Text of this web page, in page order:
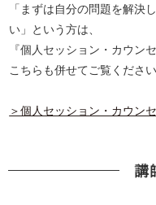
「まずは自分の問題を解決
い」という方は、
『個人セッション・カウン
こちらも併せてご覧ください
＞個人セッション・カウン
講